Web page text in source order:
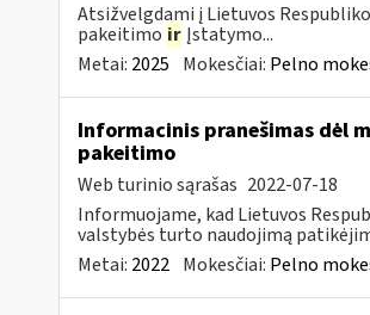
Atsižvelgdami į Lietuvos
pakeitimo ir Įstatymo...
Metai: 2025 Mokesčiai: Pelno
Informacinis pranešimas dėl
pakeitimo
Web turinio sąrašas 2022-07-18
Informuojame, kad Lietuvos
valstybės turto naudojimą
Metai: 2022 Mokesčiai: Pelno